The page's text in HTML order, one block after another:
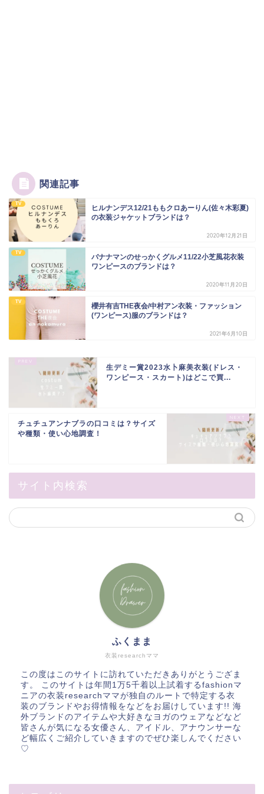
関連記事
TV
ヒルナンデス12/21ももクロあーりん(佐々木彩夏)
の衣装ジャケットブランドは？
2020年12月21日
TV
バナナマンのせっかくグルメ11/22小芝風花衣装
ワンピースのブランドは？
2020年11月20日
TV
櫻井有吉THE夜会/中村アン衣装・ファッション
(ワンピース)服のブランドは？
2021年6月10日
生デミー賞2023水卜麻美衣装(ドレス・
ワンピース・スカート)はどこで買...
チュチュアンナブラの口コミは？サイズ
や種類・使い心地調査！
サイト内検索
衣装researchママ
ふくまま
この度はこのサイトに訪れていただきありがとうござま
す。 このサイトは年間1万5千着以上試着するfashionマ
ニアの衣装researchママが独自のルートで特定する衣
装のブランドやお得情報をなどをお届けしています!! 海
外ブランドのアイテムや大好きなヨガのウェアなどなど
皆さんが気になる女優さん、アイドル、アナウンサーな
ど幅広くご紹介していきますのでぜひ楽しんでください
♡